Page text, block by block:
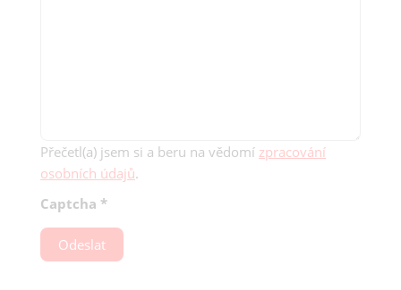
Přečetl(a) jsem si a beru na vědomí zpracování
osobních údajů.
Captcha *
Odeslat